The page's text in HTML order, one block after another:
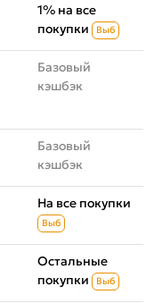
1% на все
покупки
Выб
Базовый
кэшбэк
Базовый
кэшбэк
На все покупки
Выб
Остальные
покупки
Выб